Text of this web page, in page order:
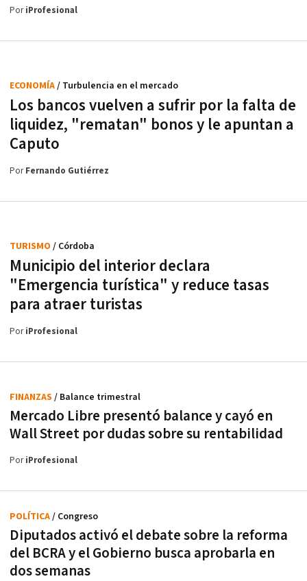
PoriProfesional
Los bancos vuelven a sufrir por la falta de
liquidez, "rematan" bonos y le apuntan a
Caputo
ECONOMÍA/ Turbulencia en el mercado
PorFernando Gutiérrez
Municipio del interior declara
"Emergencia turística" y reduce tasas
para atraer turistas
TURISMO / Córdoba
PoriProfesional
Mercado Libre presentó balance y cayó en
Wall Street por dudas sobre su rentabilidad
FINANZAS / Balance trimestral
PoriProfesional
Diputados activó el debate sobre la reforma
del BCRA y el Gobierno busca aprobarla en
dos semanas
POLÍTICA/ Congreso